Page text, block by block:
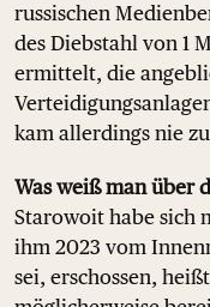
russischen
des Diebstahl von 1
ermittelt, die
kam allerdings nie
Was weiß man über
Starowoit habe sich
ihm 2023 vom
sei, erschossen,